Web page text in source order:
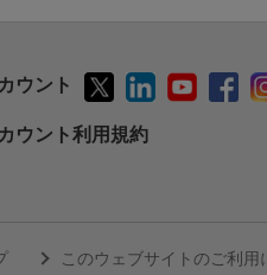
ウント
ウント利用規約
このウェブサイトのご利用